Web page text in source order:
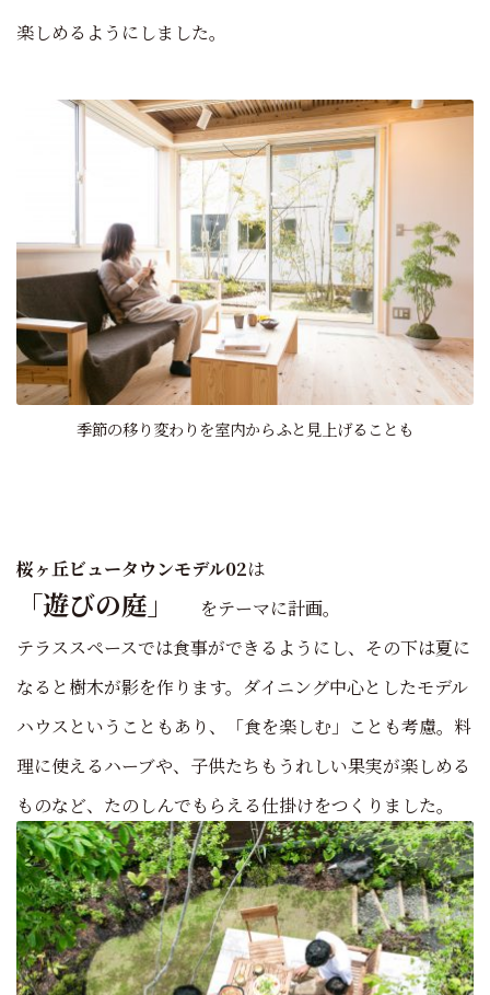
楽しめるようにしました。
季節の移り変わりを室内からふと見上げることも
桜ヶ丘ビュータウンモデル02は
「遊びの庭」
をテーマに計画。
テラススペースでは食事ができるようにし、その下は夏に
なると樹木が影を作ります。 ダイニング中心としたモデル
ハウスということもあり、「食を楽しむ」ことも考慮。料
理に使えるハーブや、子供たちもうれしい果実が楽しめる
ものなど、たのしんでもらえる仕掛けをつくりました。